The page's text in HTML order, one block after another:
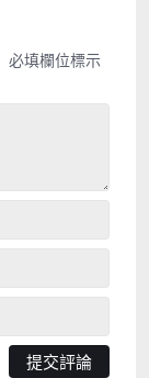
必填欄位標示